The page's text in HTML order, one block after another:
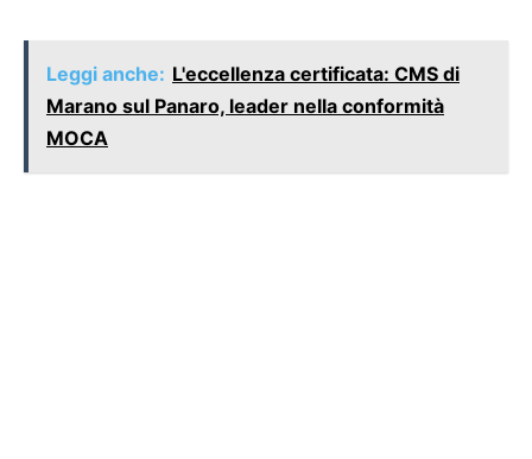
Leggi anche: L'eccellenza certificata: CMS di
Marano sul Panaro, leader nella conformità
MOCA